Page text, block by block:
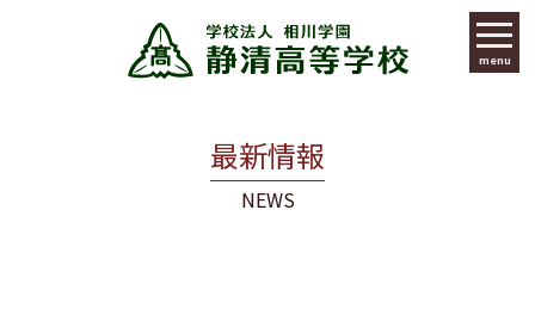
menu
最新情報
NEWS